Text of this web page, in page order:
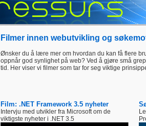
Filmer innen webutvikling og
Ønsker du å lære mer om hvordan du kan få flere
oppnår god synlighet på web? Ved å gjøre små
tid. Her viser vi filmer som tar for seg viktige
Film: .NET Framework 3.5 nyheter
Intervju med utvikler fra Microsoft om de
viktigste nyheter i .NET 3.5